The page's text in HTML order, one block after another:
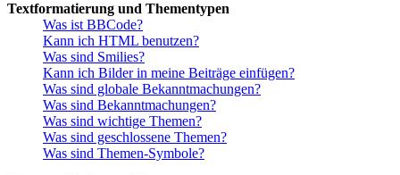
Textformatierung und Thementypen
Was ist BBCode?
Kann ich HTML benutzen?
Was sind Smilies?
Kann ich Bilder in meine Beiträge einfügen?
Was sind globale Bekanntmachungen?
Was sind Bekanntmachungen?
Was sind wichtige Themen?
Was sind geschlossene Themen?
Was sind Themen-Symbole?